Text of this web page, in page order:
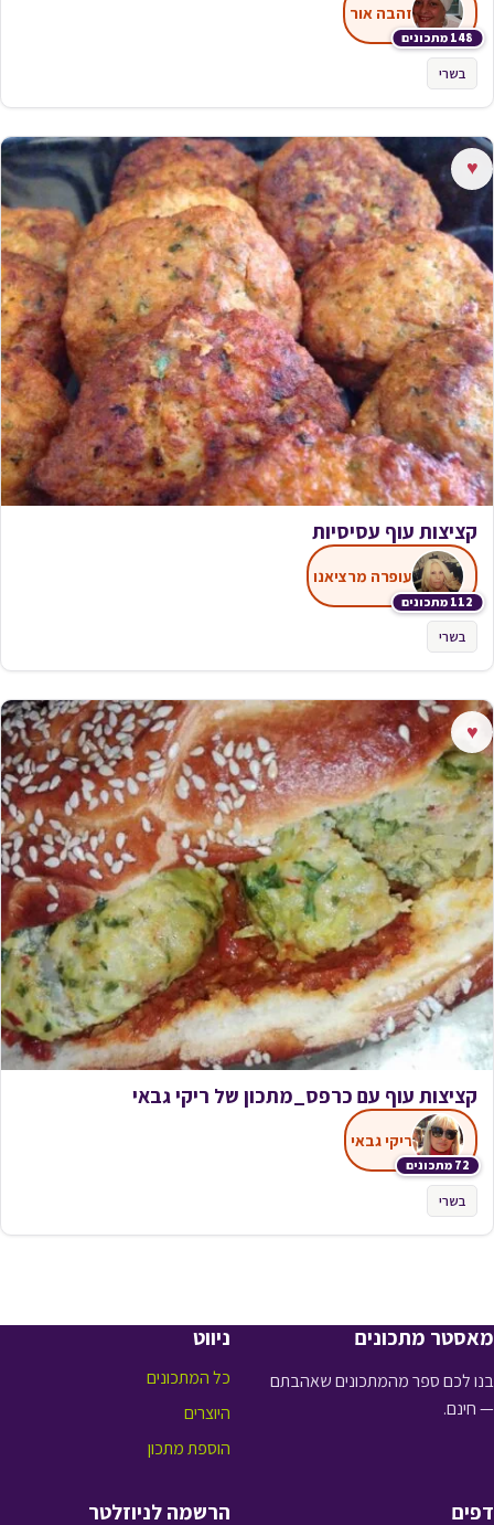
148 מתכונים
זהבה אור
בשרי
♥
קציצות עוף עסיסיות
112 מתכונים
עופרה מרציאנו
בשרי
♥
קציצות עוף עם כרפס_מתכון של ריקי גבאי
72 מתכונים
ריקי גבאי
בשרי
מאסטר מתכונים
בנו לכם ספר מהמתכונים שאהבתם
— חינם.
ניווט
כל המתכונים
היוצרים
הוספת מתכון
דפים הרשמה לניוזלטר